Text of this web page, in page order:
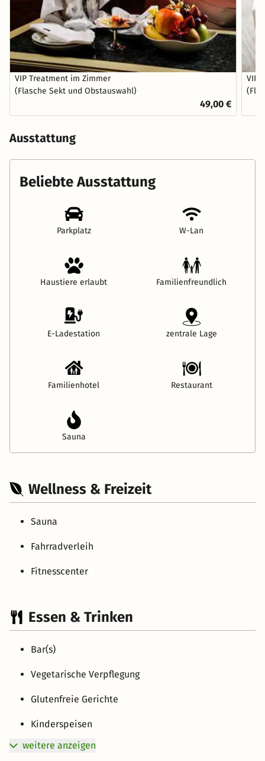
VIP Treatment im Zimmer
(Flasche Sekt und Obstauswahl)
49,00 €
VIP
Ausstattung
Beliebte Ausstattung
Parkplatz W-Lan
Haustiere erlaubt Familienfreundlich
E-Ladestation zentrale Lage
Familienhotel Restaurant
Sauna
Wellness & Freizeit
Sauna
Fahrradverleih
Fitnesscenter
Essen & Trinken
Bar(s)
Vegetarische Verpflegung
Glutenfreie Gerichte
Kinderspeisen
weitere anzeigen